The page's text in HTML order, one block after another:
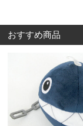
おすすめ商品